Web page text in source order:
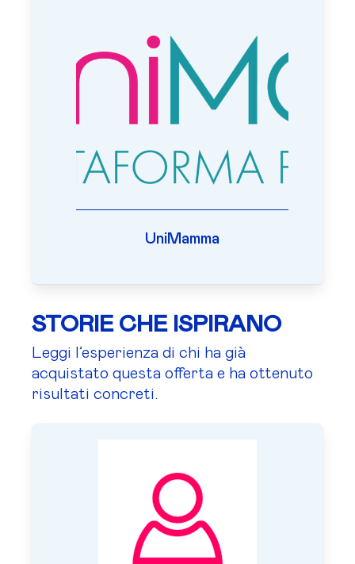
UniMamma
STORIE CHE ISPIRANO
Leggi l’esperienza di chi ha già
acquistato questa offerta e ha ottenuto
risultati concreti.